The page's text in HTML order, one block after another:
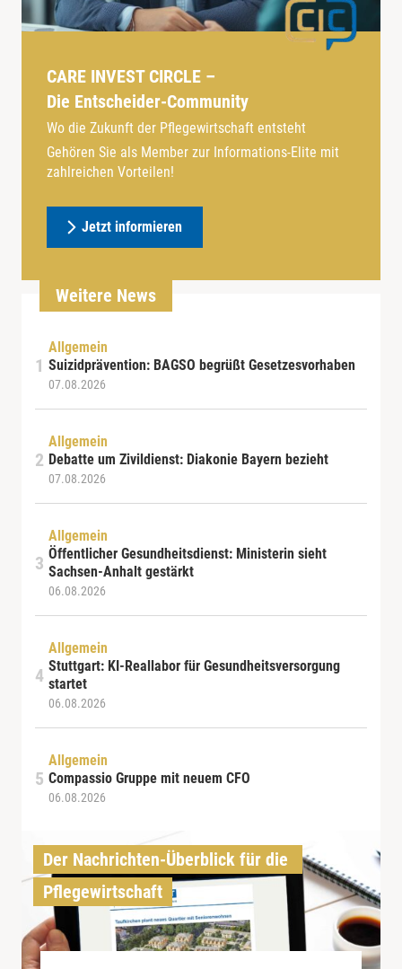
CARE INVEST CIRCLE –
Die Entscheider-Community
Wo die Zukunft der Pflegewirtschaft entsteht
Gehören Sie als Member zur Informations-Elite mit
zahlreichen Vorteilen!
Jetzt informieren
Weitere News
Allgemein
Suizidprävention: BAGSO begrüßt Gesetzesvorhaben
07.08.2026
Allgemein
Debatte um Zivildienst: Diakonie Bayern bezieht
07.08.2026
Allgemein
Öffentlicher Gesundheitsdienst: Ministerin sieht
Sachsen-Anhalt gestärkt
06.08.2026
Allgemein
Stuttgart: KI-Reallabor für Gesundheitsversorgung
startet
06.08.2026
Allgemein
Compassio Gruppe mit neuem CFO
06.08.2026
Der Nachrichten-Überblick für die
Pflegewirtschaft